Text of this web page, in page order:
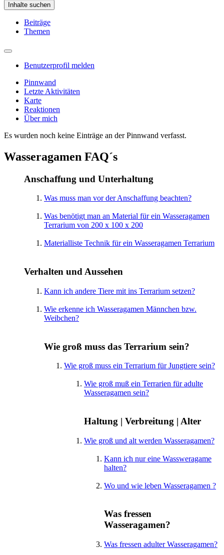
Inhalte suchen
Beiträge
Themen
Benutzerprofil melden
Pinnwand
Letzte Aktivitäten
Karte
Reaktionen
Über mich
Es wurden noch keine Einträge an der Pinnwand verfasst.
Wasseragamen FAQ´s
Anschaffung und Unterhaltung
Was muss man vor der Anschaffung beachten?
Was benötigt man an Material für ein Wasseragamen
Terrarium von 200 x 100 x 200
Materialliste Technik für ein Wasseragamen Terrarium
Verhalten und Aussehen
Kann ich andere Tiere mit ins Terrarium setzen?
Wie erkenne ich Wasseragamen Männchen bzw.
Weibchen?
Wie groß muss das Terrarium sein?
Wie groß muss ein Terrarium für Jungtiere sein?
Wie groß muß ein Terrarien für adulte
Wasseragamen sein?
Haltung | Verbreitung | Alter
Wie groß und alt werden Wasseragamen?
Kann ich nur eine Wassweragame
halten?
Wo und wie leben Wasseragamen ?
Was fressen
Wasseragamen?
Was fressen adulter Wasseragamen?